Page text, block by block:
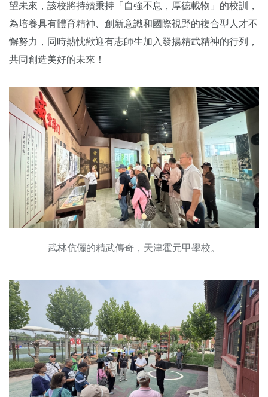
望未來，該校將持續秉持「自強不息，厚德載物」的校訓，
為培養具有體育精神、創新意識和國際視野的複合型人才不
懈努力，同時熱忱歡迎有志師生加入發揚精武精神的行列，
共同創造美好的未來！
武林伉儷的精武傳奇，天津霍元甲學校。